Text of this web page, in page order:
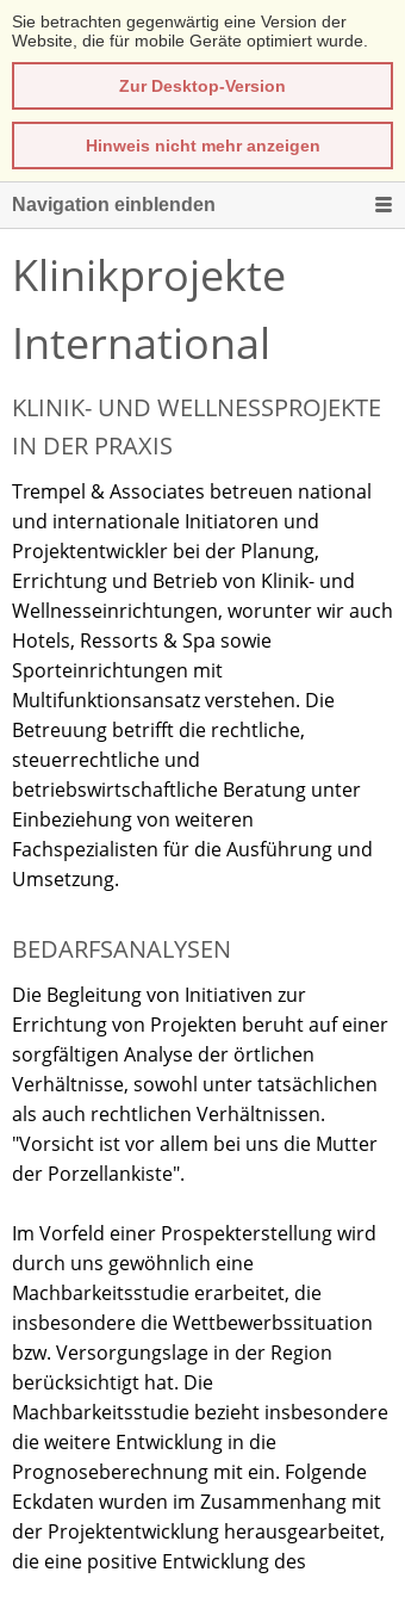
Sie betrachten gegenwärtig eine Version der
Website, die für mobile Geräte optimiert wurde.
Zur Desktop-Version
Hinweis nicht mehr anzeigen
Navigation einblenden
Klinikprojekte
International
KLINIK- UND WELLNESSPROJEKTE
IN DER PRAXIS
Trempel & Associates betreuen national
und internationale Initiatoren und
Projektentwickler bei der Planung,
Errichtung und Betrieb von Klinik- und
Wellnesseinrichtungen, worunter wir auch
Hotels, Ressorts & Spa sowie
Sporteinrichtungen mit
Multifunktionsansatz verstehen. Die
Betreuung betrifft die rechtliche,
steuerrechtliche und
betriebswirtschaftliche Beratung unter
Einbeziehung von weiteren
Fachspezialisten für die Ausführung und
Umsetzung.
BEDARFSANALYSEN
Die Begleitung von Initiativen zur
Errichtung von Projekten beruht auf einer
sorgfältigen Analyse der örtlichen
Verhältnisse, sowohl unter tatsächlichen
als auch rechtlichen Verhältnissen.
"Vorsicht ist vor allem bei uns die Mutter
der Porzellankiste".
Im Vorfeld einer Prospekterstellung wird
durch uns gewöhnlich eine
Machbarkeitsstudie erarbeitet, die
insbesondere die Wettbewerbssituation
bzw. Versorgungslage in der Region
berücksichtigt hat. Die
Machbarkeitsstudie bezieht insbesondere
die weitere Entwicklung in die
Prognoseberechnung mit ein. Folgende
Eckdaten wurden im Zusammenhang mit
der Projektentwicklung herausgearbeitet,
die eine positive Entwicklung des